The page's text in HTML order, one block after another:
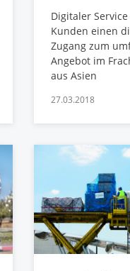
Digitaler
Kunden einen
Zugang zum
Angebot im
aus Asien
27.03.2018